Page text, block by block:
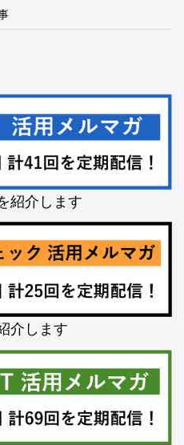
紹介します
介します